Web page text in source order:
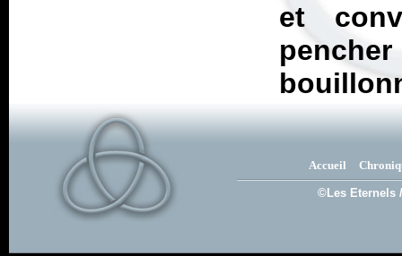
et
Accueil
©Les Eternels